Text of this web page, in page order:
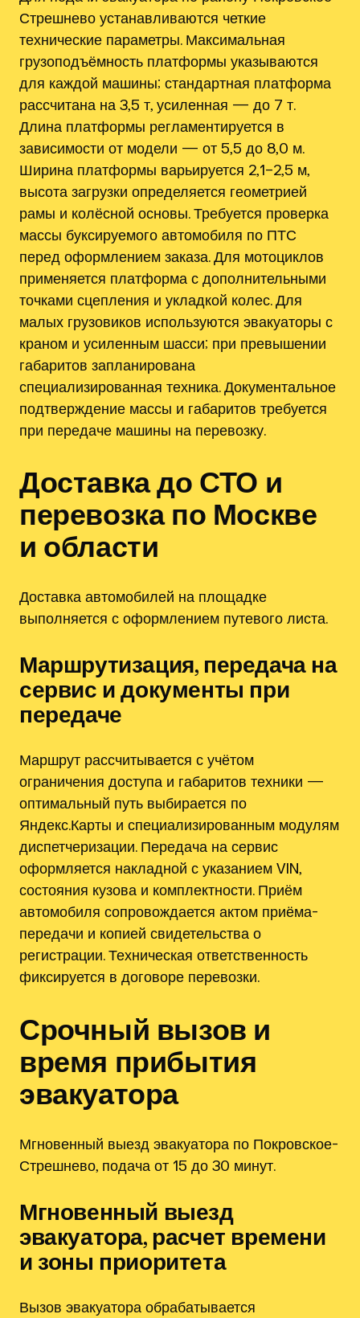
Стрешнево устанавливаются четкие
технические параметры. Максимальная
грузоподъёмность платформы указываются
для каждой машины; стандартная платформа
рассчитана на 3,5 т, усиленная — до 7 т.
Длина платформы регламентируется в
зависимости от модели — от 5,5 до 8,0 м.
Ширина платформы варьируется 2,1–2,5 м,
высота загрузки определяется геометрией
рамы и колёсной основы. Требуется проверка
массы буксируемого автомобиля по ПТС
перед оформлением заказа. Для мотоциклов
применяется платформа с дополнительными
точками сцепления и укладкой колес. Для
малых грузовиков используются эвакуаторы с
краном и усиленным шасси; при превышении
габаритов запланирована
специализированная техника. Документальное
подтверждение массы и габаритов требуется
при передаче машины на перевозку.
Доставка до СТО и
перевозка по Москве
и области
Доставка автомобилей на площадке
выполняется с оформлением путевого листа.
Маршрутизация, передача на
сервис и документы при
передаче
Маршрут рассчитывается с учётом
ограничения доступа и габаритов техники —
оптимальный путь выбирается по
Яндекс.Карты и специализированным модулям
диспетчеризации. Передача на сервис
оформляется накладной с указанием VIN,
состояния кузова и комплектности. Приём
автомобиля сопровождается актом приёма-
передачи и копией свидетельства о
регистрации. Техническая ответственность
фиксируется в договоре перевозки.
Срочный вызов и
время прибытия
эвакуатора
Мгновенный выезд эвакуатора по Покровское-
Стрешнево, подача от 15 до 30 минут.
Мгновенный выезд
эвакуатора, расчет времени
и зоны приоритета
Вызов эвакуатора обрабатывается